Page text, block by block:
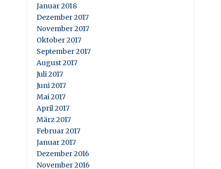
Januar 2018
Dezember 2017
November 2017
Oktober 2017
September 2017
August 2017
Juli 2017
Juni 2017
Mai 2017
April 2017
März 2017
Februar 2017
Januar 2017
Dezember 2016
November 2016